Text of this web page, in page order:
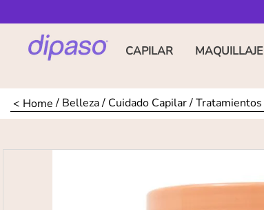
CAPILAR MAQUILLAJE
Belleza Cuidado Capilar Tratamientos